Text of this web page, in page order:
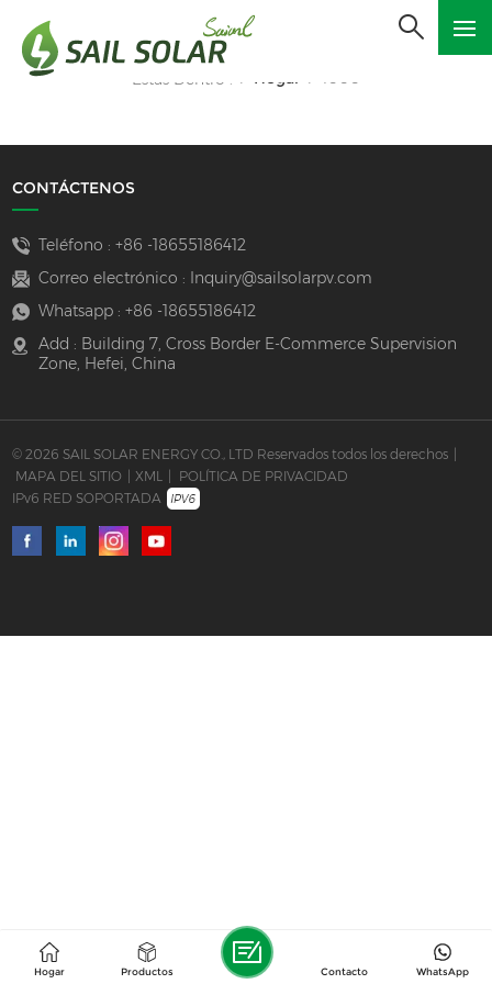
Estás Dentro : Hogar 1000
CONTÁCTENOS
Teléfono : +86 -18655186412
Correo electrónico :
Inquiry@sailsolarpv.com
Whatsapp : +86 -18655186412
Add : Building 7, Cross Border E-Commerce Supervision
Zone, Hefei, China
© 2026 SAIL SOLAR ENERGY CO., LTD Reservados todos los derechos |
MAPA DEL SITIO | XML | POLÍTICA DE PRIVACIDAD
IPv6 RED SOPORTADA
Hogar Productos WhatsApp
Contacto